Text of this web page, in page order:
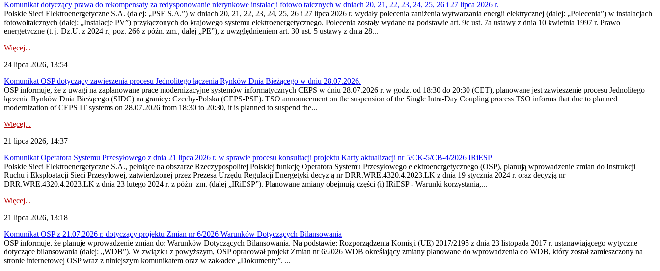
Komunikat dotyczący prawa do rekompensaty za redysponowanie nierynkowe instalacji fotowoltaicznych w dniach 20, 21, 22, 23, 24, 25, 26 i 27 lipca 2026 r.
Polskie Sieci Elektroenergetyczne S.A. (dalej: „PSE S.A.”) w dniach 20, 21, 22, 23, 24, 25, 26 i 27 lipca 2026 r. wydały polecenia zaniżenia wytwarzania energii elektrycznej (dalej: „Polecenia”) w instalacjach
fotowoltaicznych (dalej: „Instalacje PV”) przyłączonych do krajowego systemu elektroenergetycznego. Polecenia zostały wydane na podstawie art. 9c ust. 7a ustawy z dnia 10 kwietnia 1997 r. Prawo
energetyczne (t. j. Dz.U. z 2024 r., poz. 266 z późn. zm., dalej „PE”), z uwzględnieniem art. 30 ust. 5 ustawy z dnia 28...
Więcej...
24 lipca 2026, 13:54
Komunikat OSP dotyczący zawieszenia procesu Jednolitego łączenia Rynków Dnia Bieżącego w dniu 28.07.2026.
OSP informuje, że z uwagi na zaplanowane prace modernizacyjne systemów informatycznych CEPS w dniu 28.07.2026 r. w godz. od 18:30 do 20:30 (CET), planowane jest zawieszenie procesu Jednolitego
łączenia Rynków Dnia Bieżącego (SIDC) na granicy: Czechy-Polska (CEPS-PSE). TSO announcement on the suspension of the Single Intra-Day Coupling process TSO informs that due to planned
modernization of CEPS IT systems on 28.07.2026 from 18:30 to 20:30, it is planned to suspend the...
Więcej...
21 lipca 2026, 14:37
Komunikat Operatora Systemu Przesyłowego z dnia 21 lipca 2026 r. w sprawie procesu konsultacji projektu Karty aktualizacji nr 5/CK-5/CB-4/2026 IRiESP
Polskie Sieci Elektroenergetyczne S.A., pełniące na obszarze Rzeczypospolitej Polskiej funkcję Operatora Systemu Przesyłowego elektroenergetycznego (OSP), planują wprowadzenie zmian do Instrukcji
Ruchu i Eksploatacji Sieci Przesyłowej, zatwierdzonej przez Prezesa Urzędu Regulacji Energetyki decyzją nr DRR.WRE.4320.4.2023.LK z dnia 19 stycznia 2024 r. oraz decyzją nr
DRR.WRE.4320.4.2023.LK z dnia 23 lutego 2024 r. z późn. zm. (dalej „IRiESP”). Planowane zmiany obejmują części (i) IRiESP - Warunki korzystania,...
Więcej...
21 lipca 2026, 13:18
Komunikat OSP z 21.07.2026 r. dotyczący projektu Zmian nr 6/2026 Warunków Dotyczących Bilansowania
OSP informuje, że planuje wprowadzenie zmian do: Warunków Dotyczących Bilansowania. Na podstawie: Rozporządzenia Komisji (UE) 2017/2195 z dnia 23‍ listopada 2017 r. ustanawiającego wytyczne
dotyczące bilansowania (dalej: „WDB”). W związku z powyższym, OSP opracował projekt Zmian nr 6/2026 WDB określający zmiany planowane do wprowadzenia do WDB, który został zamieszczony na
stronie internetowej OSP wraz z niniejszym komunikatem oraz w zakładce „Dokumenty”. ...